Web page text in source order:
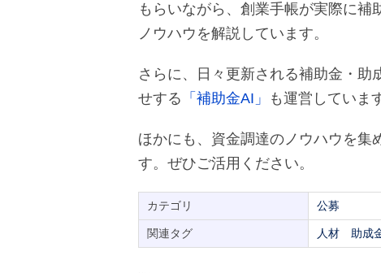
もらいながら、創業手帳が実際に
ノウハウを解説しています。
さらに、日々更新される補助金・助
せする 「補助金AI」 も運営していま
ほかにも、資金調達のノウハウを集
す。ぜひご活用ください。
カテゴリ 公募
関連タグ 人材 助成